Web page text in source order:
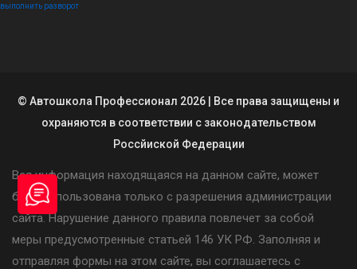
выполнить разворот
© Автошкола Профессионал 2026 | Все права защищены и
охраняются в соответствии с законодательством
Россйиской Федерации
Вся информация находящаяся на данном сайте, может
быть использована только с разрешения администрации
сайта. Нарушение данного правила повлечет за собой
меры предусмотренные статьей 146 УК РФ. Заполняя и
отправляя формы на этом сайте, вы соглашаетесь с